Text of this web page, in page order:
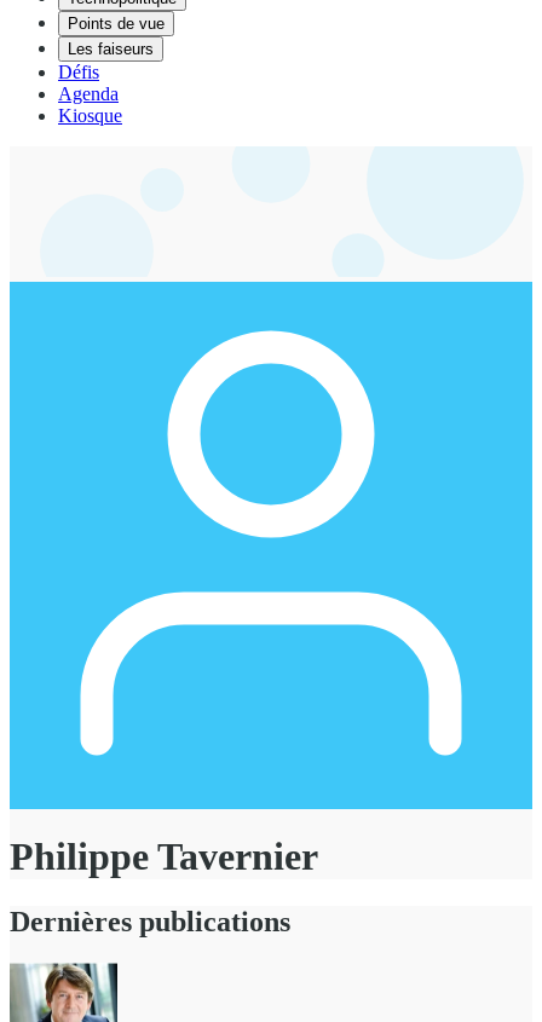
Points de vue
Les faiseurs
Défis
Agenda
Kiosque
Philippe Tavernier
Dernières publications